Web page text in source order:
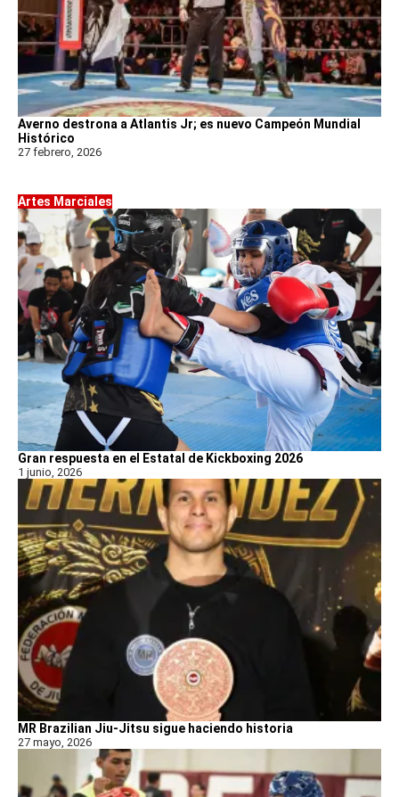
Averno destrona a Atlantis Jr; es nuevo Campeón Mundial
Histórico
27 febrero, 2026
Artes Marciales
Gran respuesta en el Estatal de Kickboxing 2026
1 junio, 2026
MR Brazilian Jiu-Jitsu sigue haciendo historia
27 mayo, 2026